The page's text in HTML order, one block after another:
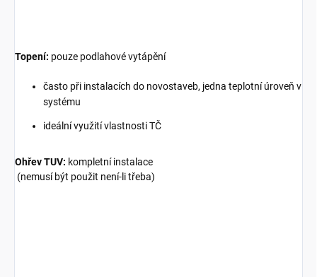
Topení: pouze podlahové vytápění
často při instalacích do novostaveb, jedna teplotní úroveň v
systému
ideální využití vlastnosti TČ
Ohřev TUV: kompletní instalace
(nemusí být použit není-li třeba)